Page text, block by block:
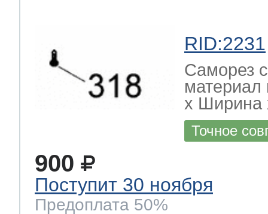
RID:2231
Саморез
х Ширина
Точное
900
Поступит 30 ноября
Предоплата 50%